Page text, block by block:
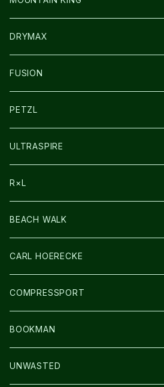
GLOVE
CAP/HAT
DRYMAX
SOCKS
FUSION
その他GOODS
PETZL
HEADLAMP
ULTRASPIRE
BAG
LIGHT
R×L
SOCKS・LEGWARMER
アームカバー
GLOVE
BEACH WALK
CARL HOERECKE
COMPRESSPORT
CAP/HAT
BAG
BOOKMAN
LIGHT
UNWASTED